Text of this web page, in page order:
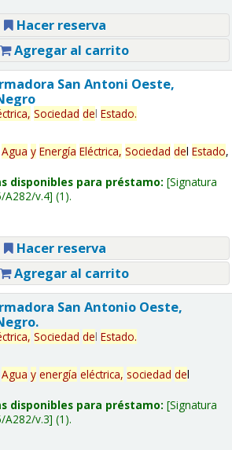
Hacer reserva
Agregar al carrito
San Antoni Oeste,
Sociedad del Estado.
Agua y Energía Eléctrica, Sociedad del Estado,
disponibles para préstamo: Signatura
A282/v.4 (1).
Hacer reserva
Agregar al carrito
San Antonio Oeste,
Sociedad del Estado.
Agua y energía eléctrica, sociedad del
disponibles para préstamo: Signatura
A282/v.3 (1).